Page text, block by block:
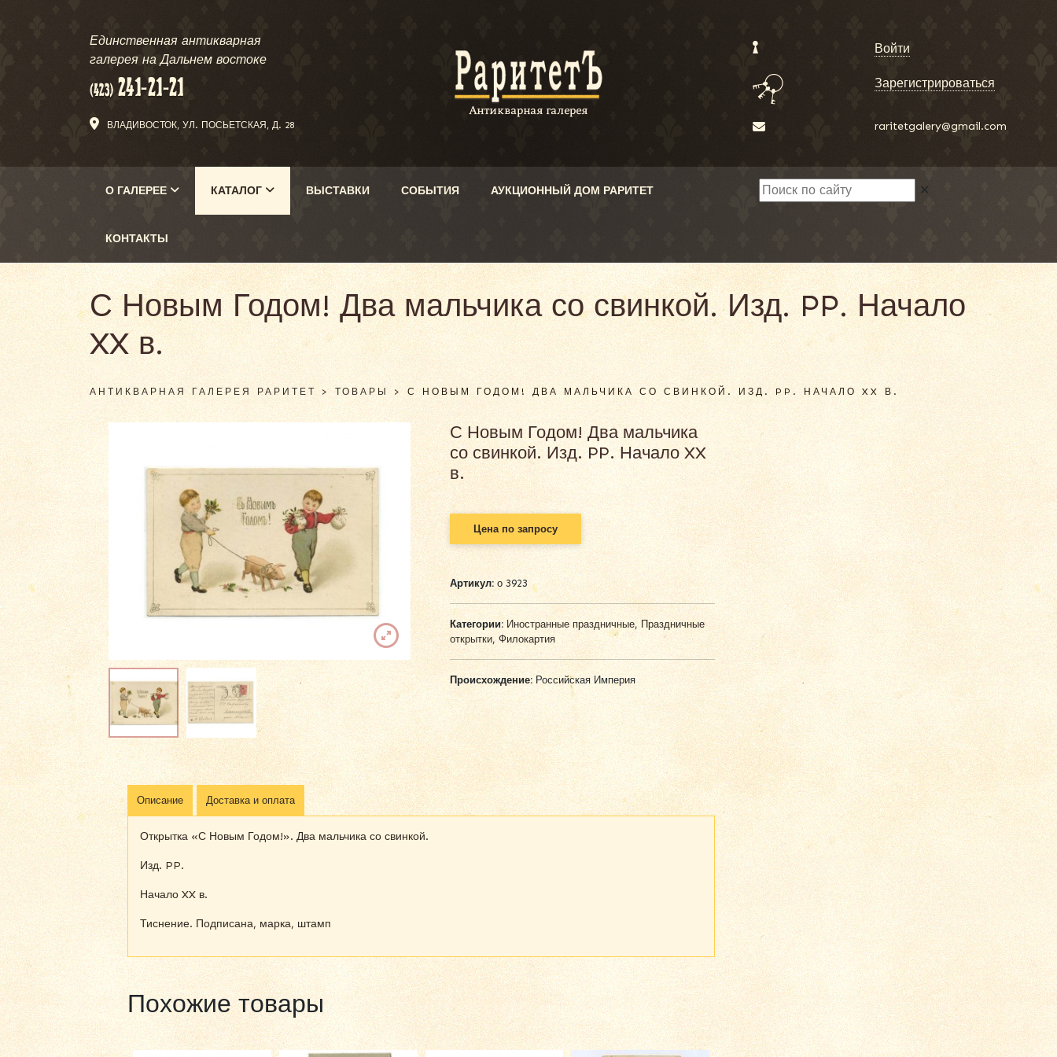
Единственная антикварная
галерея на Дальнем востоке
ВЛАДИВОСТОК, УЛ. ПОСЬЕТСКАЯ, Д. 28
Войти
Зарегистрироваться
raritetgalery@gmail.com
О ГАЛЕРЕЕ КАТАЛОГ ВЫСТАВКИ СОБЫТИЯ АУКЦИОННЫЙ ДОМ РАРИТЕТ
КОНТАКТЫ
✕
С Новым Годом! Два мальчика со свинкой. Изд. PP. Начало
XX в.
АНТИКВАРНАЯ ГАЛЕРЕЯ РАРИТЕТ>ТОВАРЫ >С НОВЫМ ГОДОМ! ДВА МАЛЬЧИКА СО СВИНКОЙ. ИЗД. PP. НАЧАЛО XX В.
С Новым Годом! Два мальчика
со свинкой. Изд. PP. Начало XX
в.
Цена по запросу
Артикул: о 3923
Категории: Иностранные праздничные, Праздничные
открытки,Филокартия
Происхождение:Российская Империя
Описание Доставка и оплата
Открытка «С Новым Годом!». Два мальчика со свинкой.
Изд. PP.
Начало XX в.
Тиснение. Подписана, марка, штамп
Похожие товары